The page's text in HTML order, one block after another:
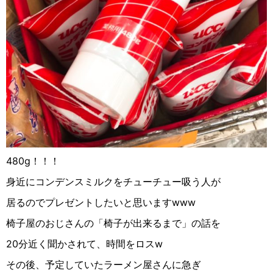
480g ！！！
身近にコンデンスミルクをチューチュー吸う人が
居るのでプレゼントしたいと思いますwww
椅子屋のおじさんの「椅子が出来るまで」の話を
20分近く聞かされて、時間をロスw
その後、予定していたラーメン屋さんに急ぎ